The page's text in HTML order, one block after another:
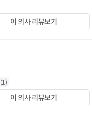
이 의사 리뷰보기
(1)
이 의사 리뷰보기